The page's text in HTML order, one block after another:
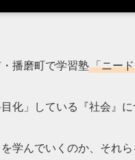
播磨町で学習塾「ニー
化」している『社会』に
学んでいくのか、それ